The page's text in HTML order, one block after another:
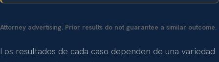
Attorney advertising. Prior results do not guarantee a similar outcome.
Los resultados de cada caso dependen de una variedad